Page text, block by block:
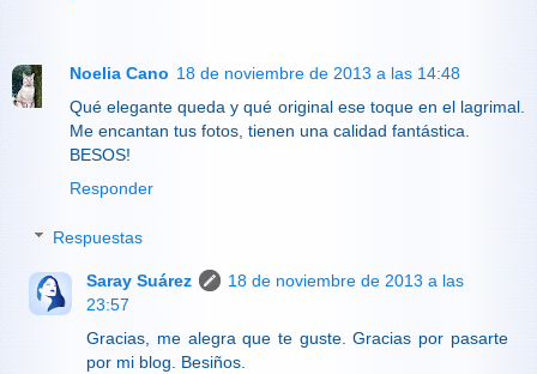
Noelia Cano 18 de noviembre de 2013 a las 14:48
Qué elegante queda y qué original ese toque en el lagrimal.
Me encantan tus fotos, tienen una calidad fantástica.
BESOS!
Responder
Respuestas
Saray Suárez
18 de noviembre de 2013 a las
23:57
Gracias, me alegra que te guste. Gracias por pasarte
por mi blog. Besiños.